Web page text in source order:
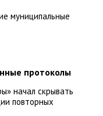
муниципальные
протоколы
начал скрывать
повторных